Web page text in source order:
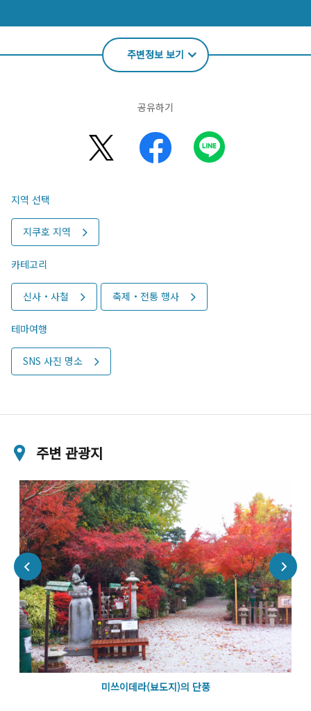
주변정보 보기
공유하기
지역 선택
지쿠호 지역
카테고리
신사・사철 축제・전통 행사
테마여행
SNS 사진 명소
주변 관광지
미쓰이데라(뵤도지)의 단풍